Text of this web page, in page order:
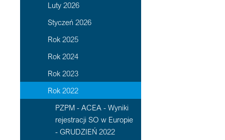
Luty 2026
Styczeń 2026
Rok 2025
Rok 2024
Rok 2023
Rok 2022
PZPM - ACEA - Wyniki
rejestracji SO w Europie
- GRUDZIEŃ 2022